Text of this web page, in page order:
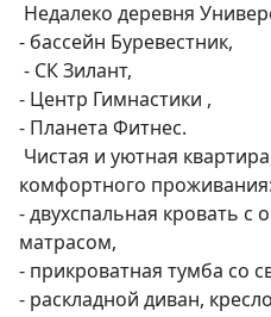
- бассейн Буревестник,
- Центр Гимнастики ,
- Планета Фитнес.
комфортного проживания:
- двухспальная кровать с
матрасом,
- прикроватная тумба со
- раскладной диван,